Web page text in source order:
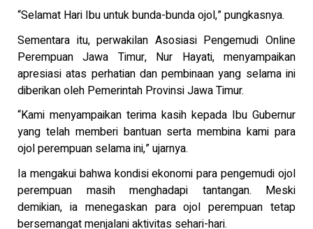
“Selamat Hari Ibu untuk bunda-bunda ojol,” pungkasnya.
Sementara itu, perwakilan Asosiasi Pengemudi Online
Perempuan Jawa Timur, Nur Hayati, menyampaikan
apresiasi atas perhatian dan pembinaan yang selama ini
diberikan oleh Pemerintah Provinsi Jawa Timur.
“Kami menyampaikan terima kasih kepada Ibu Gubernur
yang telah memberi bantuan serta membina kami para
ojol perempuan selama ini,” ujarnya.
Ia mengakui bahwa kondisi ekonomi para pengemudi ojol
perempuan masih menghadapi tantangan. Meski
demikian, ia menegaskan para ojol perempuan tetap
bersemangat menjalani aktivitas sehari-hari.